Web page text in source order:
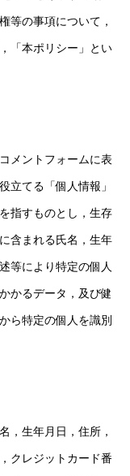
等の事項について，
「本ポリシー」とい
メントフォームに表
立てる「個人情報」
指すものとし，生存
含まれる氏名，生年
等により特定の個人
かるデータ，及び健
ら特定の個人を識別
，生年月日，住所，
クレジットカード番